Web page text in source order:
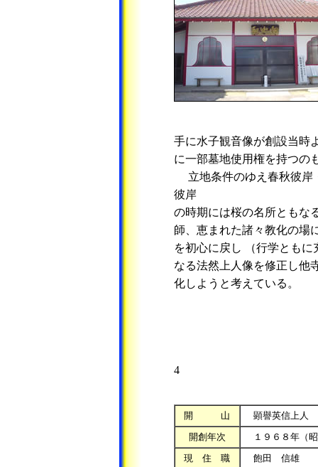
手に水子観音像が創設当時
に一部墓地使用権を持つの
立地条件のゆえ春秋彼岸
彼岸
の時期には桜の名所ともな
師、恵まれた諸々教化の場
を初心に戻し （行学ともに
なる法然上人像を修正し他
化しようと考えている。
4
開 山
顕譽英信上人
開創年次
１９６８年（
現 住 職
飽田 信雄